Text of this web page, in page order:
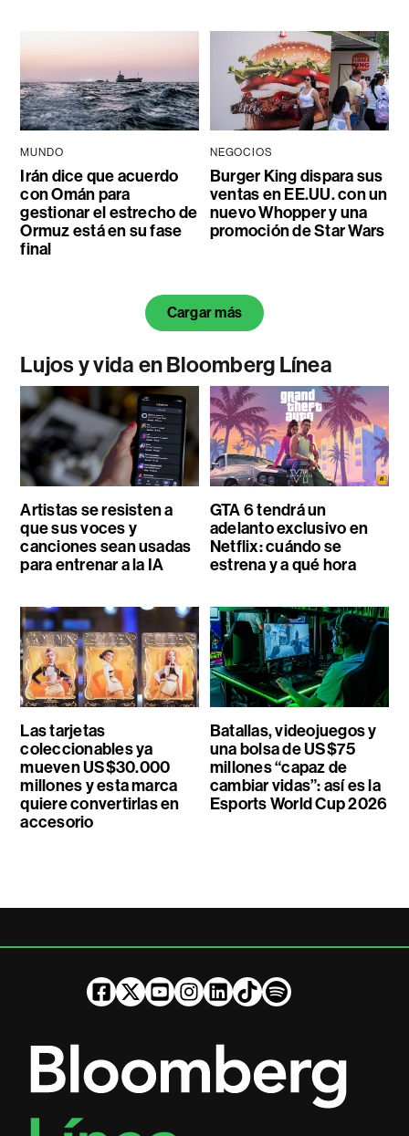
MUNDO
Irán dice que acuerdo
con Omán para
gestionar el estrecho de
Ormuz está en su fase
final
NEGOCIOS
Burger King dispara sus
ventas en EE.UU. con un
nuevo Whopper y una
promoción de Star Wars
Cargar más
Lujos y vida en Bloomberg Línea
Artistas se resisten a
que sus voces y
canciones sean usadas
para entrenar a la IA
GTA 6 tendrá un
adelanto exclusivo en
Netflix: cuándo se
estrena y a qué hora
Las tarjetas
coleccionables ya
mueven US$30.000
millones y esta marca
quiere convertirlas en
accesorio
Batallas, videojuegos y
una bolsa de US$75
millones “capaz de
cambiar vidas”: así es la
Esports World Cup 2026